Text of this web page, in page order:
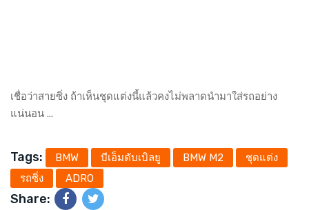
เชื่อว่าสายซิ่ง ถ้าเห็นชุดแต่งนี้แล้วคงไม่พลาดนำมาใส่รถอย่าง
แน่นอน ...
Tags: BMW บีเอ็มดับเบิลยู BMW M2
ชุดแต่ง
รถซิ่ง
ADRO
Share: